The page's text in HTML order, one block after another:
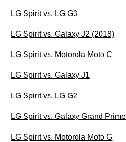
LG Spirit vs. LG G3
LG Spirit vs. Galaxy J2 (2018)
LG Spirit vs. Motorola Moto C
LG Spirit vs. Galaxy J1
LG Spirit vs. LG G2
LG Spirit vs. Galaxy Grand Prime
LG Spirit vs. Motorola Moto G